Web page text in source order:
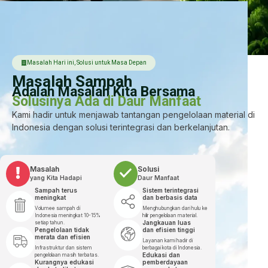
Masalah Hari ini, Solusi untuk Masa Depan
Masalah Sampah
Adalah Masalah Kita Bersama
Solusinya Ada di Daur Manfaat
Kami hadir untuk menjawab tantangan pengelolaan material di
Indonesia dengan solusi terintegrasi dan berkelanjutan.
Masalah
yang Kita Hadapi
Sampah terus
meningkat
Volumee sampah di
Indonesia meningkat 10-15%
setiap tahun.
Pengelolaan tidak
merata dan efisien
Infrastruktur dan sistem
pengelolaan masih terbatas.
Kurangnya edukasi
Solusi
Daur Manfaat
Sistem terintegrasi
dan berbasis data
Menghubungkan dari hulu ke
hilir pengelolaan material.
Jangkauan luas
dan efisien tinggi
Layanan kami hadir di
berbagai kota di Indonesia.
Edukasi dan
pemberdayaan